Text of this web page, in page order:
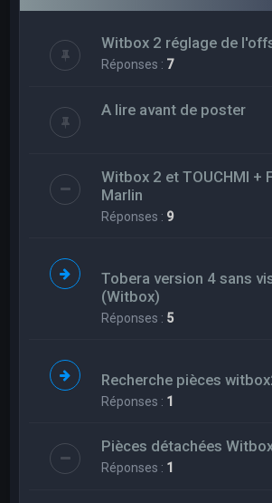
Witbox 2 réglage de
Réponses : 7
A lire avant de poster
Witbox 2 et TOUCHMI +
Marlin
Réponses : 9
Tobera version 4 sans
(Witbox)
Réponses : 5
Recherche pièces
Réponses : 1
Pièces détachées
Réponses : 1